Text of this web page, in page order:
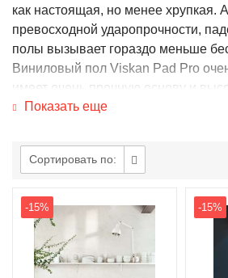
как настоящая, но менее хрупкая.
превосходной ударопрочности,
полы вызывает гораздо меньше
Виниловый пол Viskan Pad Pro
имеет очень прочную основу и
пятнам и износу. Пол имеет
для кухни или прихожей. Viskan
с помощью системы замков Uniclic.
подложка уже прикреплена. Viskan
для ремонта, поскольку его легко
неровные поверхности, например,
Показать еще
Сортировать по:
-15% -15%